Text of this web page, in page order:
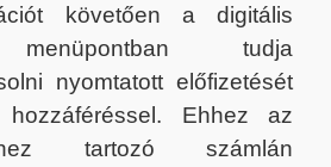
követően a digitális
tudja
nyomtatott előfizetését
Ehhez az
tartozó számlán